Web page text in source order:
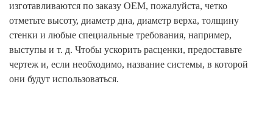
изготавливаются по заказу OEM, пожалуйста, четко
отметьте высоту, диаметр дна, диаметр верха, толщину
стенки и любые специальные требования, например,
выступы и т. д. Чтобы ускорить расценки, предоставьте
чертеж и, если необходимо, название системы, в которой
они будут использоваться.